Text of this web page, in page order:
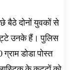
बैठे दोनों युवकों से
उनके हैं। पुलिस
डोडा पोस्त